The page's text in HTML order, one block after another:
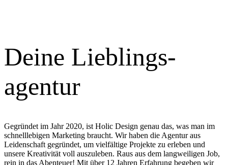
Deine Lieblings­
agentur
Gegründet im Jahr 2020, ist Holic Design genau das, was man im
schnelllebigen Marketing braucht. Wir haben die Agentur aus
Leidenschaft gegründet, um vielfältige Projekte zu erleben und
unsere Kreativität voll auszuleben. Raus aus dem langweiligen Job,
rein in das Abenteuer! Mit über 12 Jahren Erfahrung begeben wir